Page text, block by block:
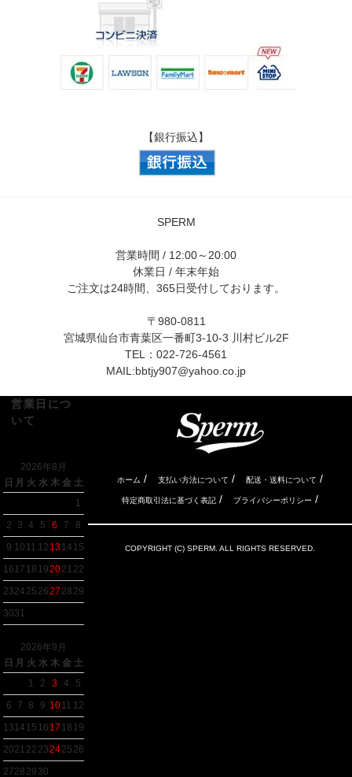
【銀行振込】
SPERM
営業時間 / 12:00～20:00
休業日 / 年末年始
ご注文は24時間、365日受付しております。
〒980-0811
宮城県仙台市青葉区一番町3-10-3 川村ビル2F
TEL：022-726-4561
MAIL:bbtjy907@yahoo.co.jp
営業日につ
いて
2026年8月
日 月 火 水 木 金 土
1
2
3 4 5 6 7
8
9 10 11 12 1314 15
1617 18 192021 22
2324 25 2627 28 29
3031
2026年9月
日 月 火 水 木 金 土
1
2 3 4
5
6
7 8 9 1011 12
1314 15 16 17 18 19
2021 22 232425 26
2728 29 30
ホーム / 支払い方法について / 配送・送料について /
特定商取引法に基づく表記 / プライバシーポリシー /
COPYRIGHT (C) SPERM. ALL RIGHTS RESERVED.